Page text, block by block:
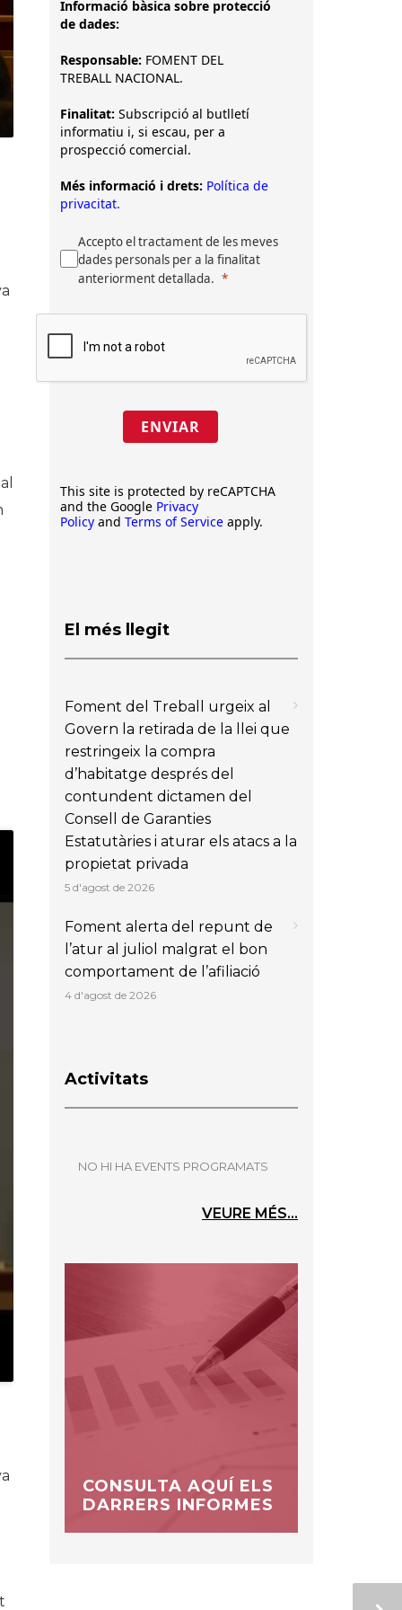
Informació bàsica sobre protecció
de dades:
Responsable: FOMENT DEL
TREBALL NACIONAL.
Finalitat: Subscripció al butlletí
informatiu i, si escau, per a
prospecció comercial.
Més informació i drets: Política de
privacitat.
Accepto el tractament de les meves
dades personals per a la finalitat
anteriorment detallada.
ENVIAR
This site is protected by reCAPTCHA
and the Google Privacy
Policy and Terms of Service apply.
El més llegit
Foment del Treball urgeix al
Govern la retirada de la llei que
restringeix la compra
d’habitatge després del
contundent dictamen del
Consell de Garanties
Estatutàries i aturar els atacs a la
propietat privada
5 d'agost de 2026
Foment alerta del repunt de
l’atur al juliol malgrat el bon
comportament de l’afiliació
4 d'agost de 2026
Activitats
NO HI HA EVENTS PROGRAMATS
VEURE MÉS...
CONSULTA AQUÍ ELS
DARRERS INFORMES